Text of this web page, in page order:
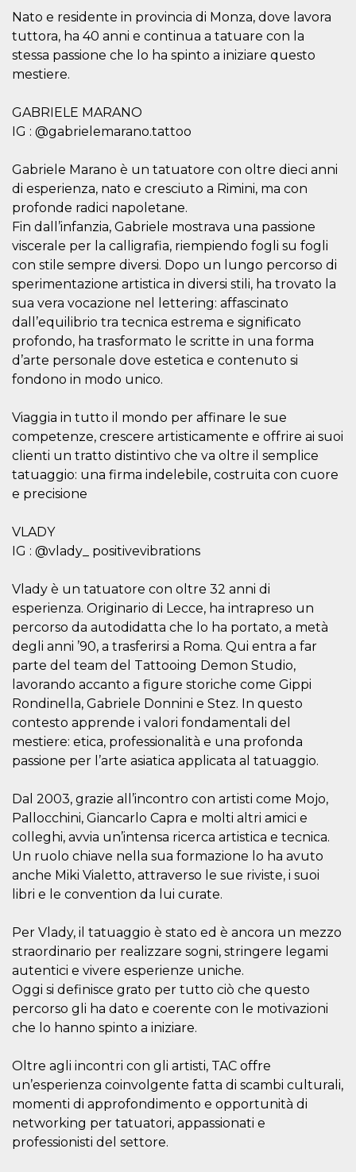
Nato e residente in provincia di Monza, dove lavora
tuttora, ha 40 anni e continua a tatuare con la
stessa passione che lo ha spinto a iniziare questo
mestiere.
GABRIELE MARANO
IG : @gabrielemarano.tattoo
Gabriele Marano è un tatuatore con oltre dieci anni
di esperienza, nato e cresciuto a Rimini, ma con
profonde radici napoletane.
Fin dall’infanzia, Gabriele mostrava una passione
viscerale per la calligrafia, riempiendo fogli su fogli
con stile sempre diversi. Dopo un lungo percorso di
sperimentazione artistica in diversi stili, ha trovato la
sua vera vocazione nel lettering: affascinato
dall’equilibrio tra tecnica estrema e significato
profondo, ha trasformato le scritte in una forma
d’arte personale dove estetica e contenuto si
fondono in modo unico.
Viaggia in tutto il mondo per affinare le sue
competenze, crescere artisticamente e offrire ai suoi
clienti un tratto distintivo che va oltre il semplice
tatuaggio: una firma indelebile, costruita con cuore
e precisione
VLADY
IG : @vlady_ positivevibrations
Vlady è un tatuatore con oltre 32 anni di
esperienza. Originario di Lecce, ha intrapreso un
percorso da autodidatta che lo ha portato, a metà
degli anni ’90, a trasferirsi a Roma. Qui entra a far
parte del team del Tattooing Demon Studio,
lavorando accanto a figure storiche come Gippi
Rondinella, Gabriele Donnini e Stez. In questo
contesto apprende i valori fondamentali del
mestiere: etica, professionalità e una profonda
passione per l’arte asiatica applicata al tatuaggio.
Dal 2003, grazie all’incontro con artisti come Mojo,
Pallocchini, Giancarlo Capra e molti altri amici e
colleghi, avvia un’intensa ricerca artistica e tecnica.
Un ruolo chiave nella sua formazione lo ha avuto
anche Miki Vialetto, attraverso le sue riviste, i suoi
libri e le convention da lui curate.
Per Vlady, il tatuaggio è stato ed è ancora un mezzo
straordinario per realizzare sogni, stringere legami
autentici e vivere esperienze uniche.
Oggi si definisce grato per tutto ciò che questo
percorso gli ha dato e coerente con le motivazioni
che lo hanno spinto a iniziare.
Oltre agli incontri con gli artisti, TAC offre
un’esperienza coinvolgente fatta di scambi culturali,
momenti di approfondimento e opportunità di
networking per tatuatori, appassionati e
professionisti del settore.
VISITOR_INFO1_LIVE
.youtube.com
5 mesi 4
settimane
Questo
tenere
nuova o la
VISITOR_PRIVACY_METADATA
YouTube
.youtube.com
5 mesi 4
settimane
Questo
viene
per
le scelte di
consenso e
privacy
visitatore
a varie
YSC
Google LLC
.youtube.com
Sessione
impostato
YouTube
tenere
__Secure-ROLLOUT_TOKEN
delle
controllare
vengono
utente